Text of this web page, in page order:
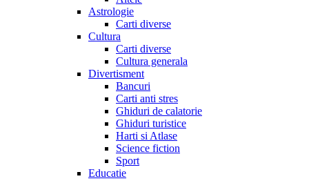
Astrologie
Carti diverse
Cultura
Carti diverse
Cultura generala
Divertisment
Bancuri
Carti anti stres
Ghiduri de calatorie
Ghiduri turistice
Harti si Atlase
Science fiction
Sport
Educatie